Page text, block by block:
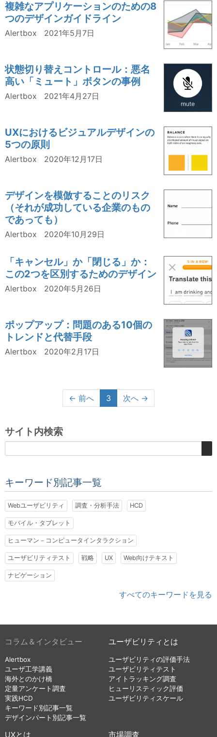
複雑なアプリケーションのための8
つのデザインガイドライン
Alertbox 2021年5月7日
状態切り替えコントロール：悪名
高い「ミュート」ボタンの事例
Alertbox 2021年4月27日
UXにおけるビジュアルデザインの
5つの原則
Alertbox 2020年12月17日
デザインを模倣することのリスク
（それが成功している企業のもの
であっても）
Alertbox 2020年10月29日
「キャンセル」か「閉じる」か：
この2つを区別するためのデザイン
Alertbox 2020年5月26日
ポップアップ：問題のある10個の
トレンドと代替手段
Alertbox 2020年2月17日
← 前へ 3 次へ →
サイト内検索
キーワード別記事一覧
Webユーザビリティ 調査・分析手法 HCD
モバイル・タブレット
ヒューマン－コンピュータインタラクション
ユーザビリティテスト 戦略 UX Web向けテキスト
ナビゲーション
すべてのキーワードを見る
コラム＆インタビュー
Alertbox
ユーザ工学講義
海外とのかけ橋
定量アンケート調査
実践HCD
キーワード別記事一覧
デザインパート別記事一覧
ユーザビリティとは
ユーザビリティの評価手法
ユーザビリティテスト
アイトラッキング調査
ヒューリスティック評価
ユーザビリティスケール
UXとは 市場調査